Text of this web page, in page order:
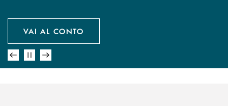
SCOPRI DI PIÙ
VAI AL CONTO
VAI AL SITO
INIZIA ORA